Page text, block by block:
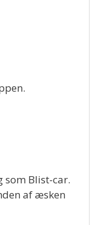
som Blist-car.
af æsken